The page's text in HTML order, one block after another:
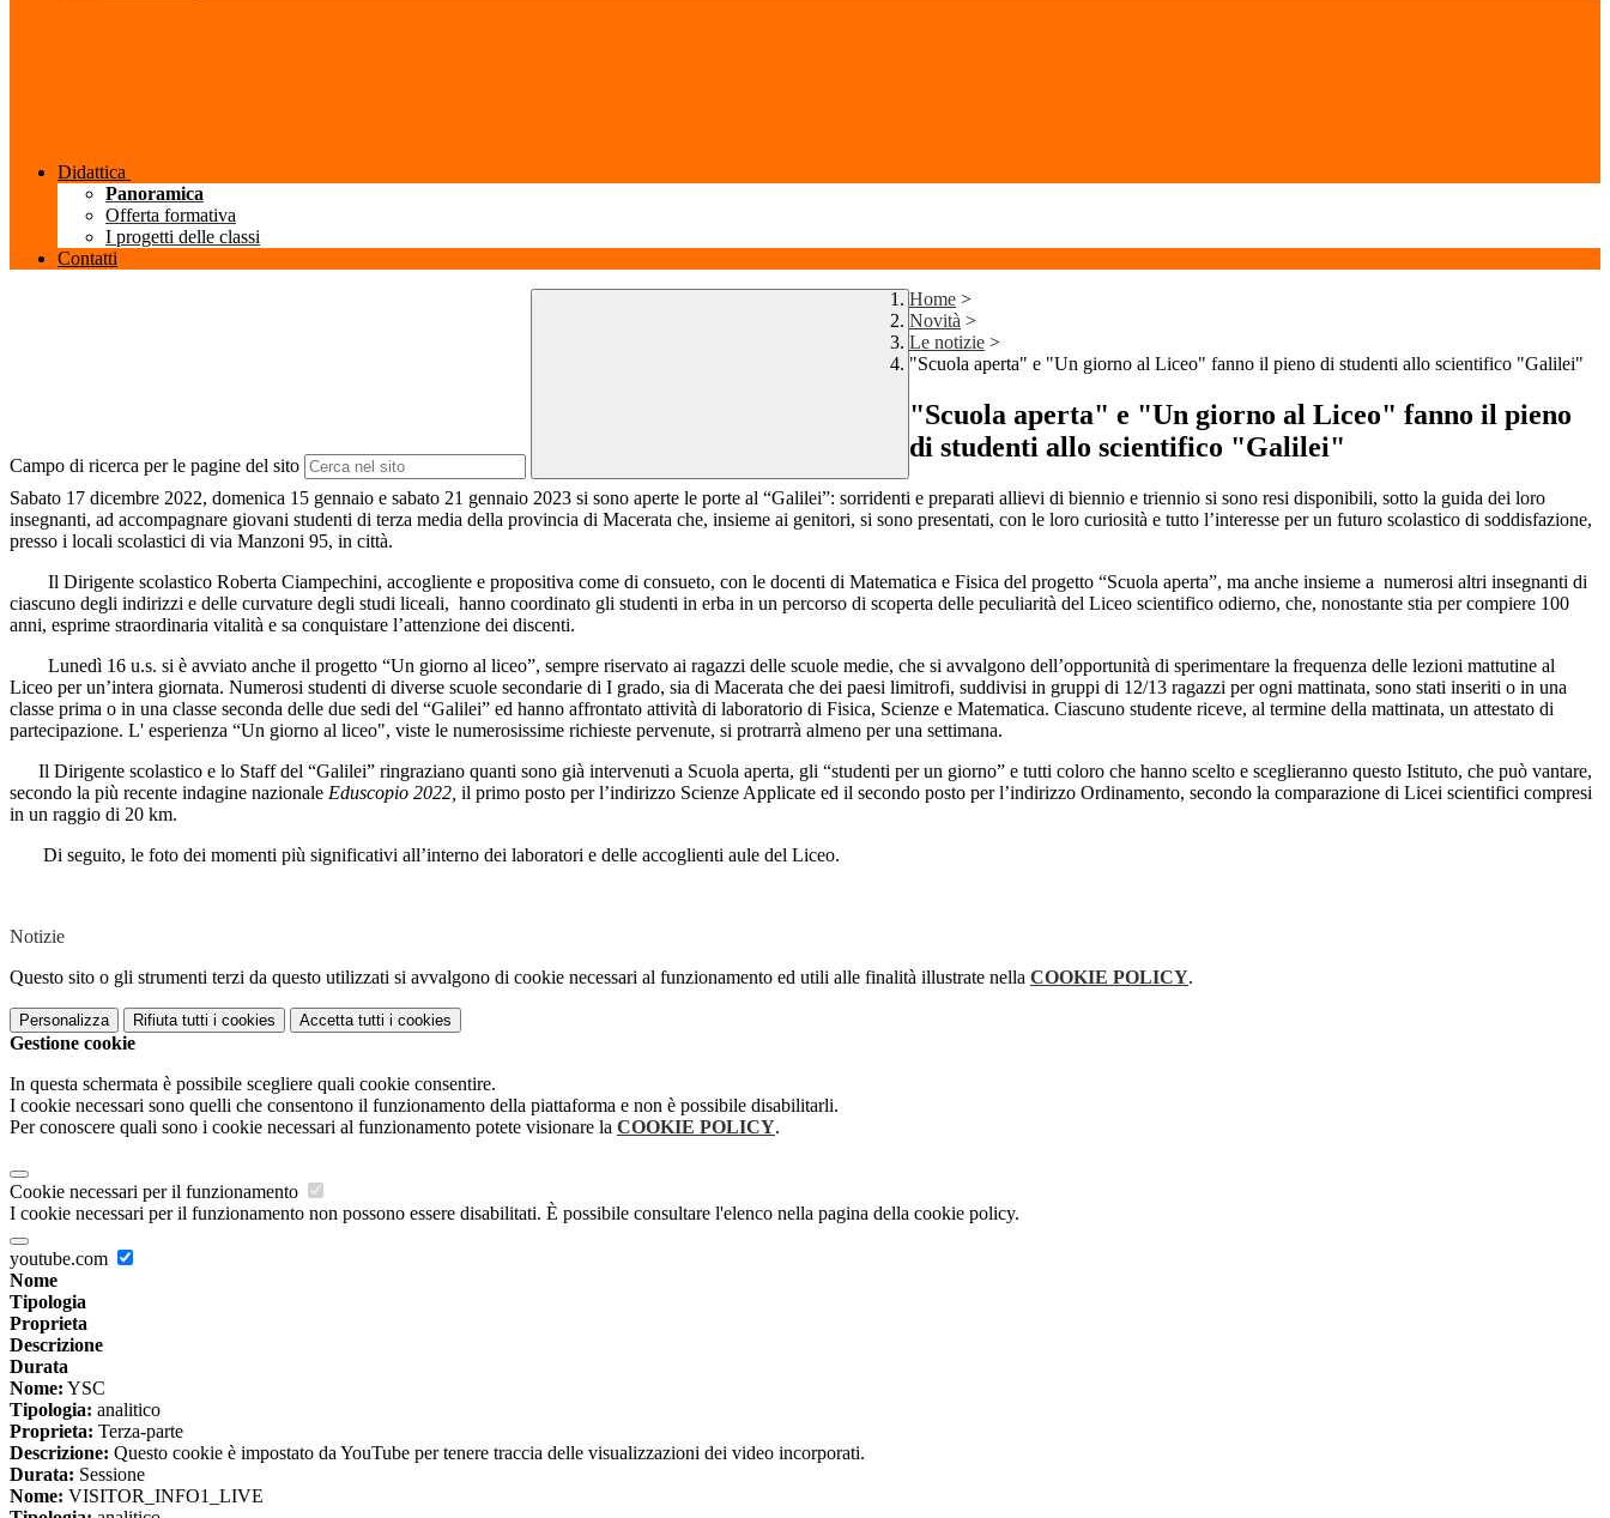
Didattica
Panoramica
Offerta formativa
I progetti delle classi
Contatti
Campo di ricerca per le pagine del sito
Home >
Novità >
Le notizie >
"Scuola aperta" e "Un giorno al Liceo" fanno il pieno di studenti allo scientifico "Galilei"
"Scuola aperta" e "Un giorno al Liceo" fanno il pieno
di studenti allo scientifico "Galilei"
Sabato 17 dicembre 2022, domenica 15 gennaio e sabato 21 gennaio 2023 si sono aperte le porte al “Galilei”: sorridenti e preparati allievi di biennio e triennio si sono resi disponibili, sotto la guida dei loro
insegnanti, ad accompagnare giovani studenti di terza media della provincia di Macerata che, insieme ai genitori, si sono presentati, con le loro curiosità e tutto l’interesse per un futuro scolastico di soddisfazione,
presso i locali scolastici di via Manzoni 95, in città.
Il Dirigente scolastico Roberta Ciampechini, accogliente e propositiva come di consueto, con le docenti di Matematica e Fisica del progetto “Scuola aperta”, ma anche insieme a numerosi altri insegnanti di
ciascuno degli indirizzi e delle curvature degli studi liceali, hanno coordinato gli studenti in erba in un percorso di scoperta delle peculiarità del Liceo scientifico odierno, che, nonostante stia per compiere 100
anni, esprime straordinaria vitalità e sa conquistare l’attenzione dei discenti.
Lunedì 16 u.s. si è avviato anche il progetto “Un giorno al liceo”, sempre riservato ai ragazzi delle scuole medie, che si avvalgono dell’opportunità di sperimentare la frequenza delle lezioni mattutine al
Liceo per un’intera giornata. Numerosi studenti di diverse scuole secondarie di I grado, sia di Macerata che dei paesi limitrofi, suddivisi in gruppi di 12/13 ragazzi per ogni mattinata, sono stati inseriti o in una
classe prima o in una classe seconda delle due sedi del “Galilei” ed hanno affrontato attività di laboratorio di Fisica, Scienze e Matematica. Ciascuno studente riceve, al termine della mattinata, un attestato di
partecipazione. L' esperienza “Un giorno al liceo", viste le numerosissime richieste pervenute, si protrarrà almeno per una settimana.
Il Dirigente scolastico e lo Staff del “Galilei” ringraziano quanti sono già intervenuti a Scuola aperta, gli “studenti per un giorno” e tutti coloro che hanno scelto e sceglieranno questo Istituto, che può vantare,
secondo la più recente indagine nazionale Eduscopio 2022, il primo posto per l’indirizzo Scienze Applicate ed il secondo posto per l’indirizzo Ordinamento, secondo la comparazione di Licei scientifici compresi
in un raggio di 20 km.
Di seguito, le foto dei momenti più significativi all’interno dei laboratori e delle accoglienti aule del Liceo.
Notizie
Questo sito o gli strumenti terzi da questo utilizzati si avvalgono di cookie necessari al funzionamento ed utili alle finalità illustrate nella COOKIE POLICY.
Personalizza Rifiuta tutti i cookies Accetta tutti i cookies
Gestione cookie
In questa schermata è possibile scegliere quali cookie consentire.
I cookie necessari sono quelli che consentono il funzionamento della piattaforma e non è possibile disabilitarli.
Per conoscere quali sono i cookie necessari al funzionamento potete visionare la COOKIE POLICY.
Cookie necessari per il funzionamento
I cookie necessari per il funzionamento non possono essere disabilitati. È possibile consultare l'elenco nella pagina della cookie policy.
youtube.com
Nome
Tipologia
Proprieta
Descrizione
Durata
Nome: YSC
Tipologia: analitico
Proprieta: Terza-parte
Descrizione: Questo cookie è impostato da YouTube per tenere traccia delle visualizzazioni dei video incorporati.
Durata: Sessione
Nome: VISITOR_INFO1_LIVE